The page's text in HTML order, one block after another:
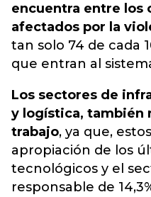
encuentra entre los
afectados por la
tan solo 74 de cada
que entran al
Los sectores de
y logística, también
trabajo, ya que,
apropiación de los
tecnológicos y el
responsable de